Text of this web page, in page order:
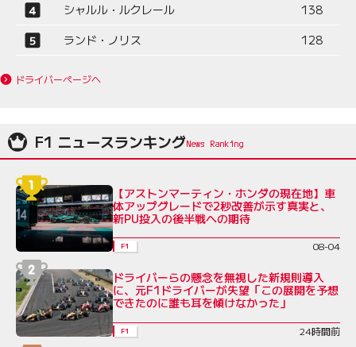
シャルル・ルクレール
138
ランド・ノリス
128
ドライバーページへ
F1 ニュースランキング
【アストンマーティン・ホンダの現在地】車
体アップグレードで2秒改善が示す真実と、
新PU投入の後半戦への期待
F1 08-04
ドライバーらの懸念を無視した新規則導入
に、元F1ドライバーが失望「この展開を予想
できたのに誰も耳を傾けなかった」
F1 24時間前